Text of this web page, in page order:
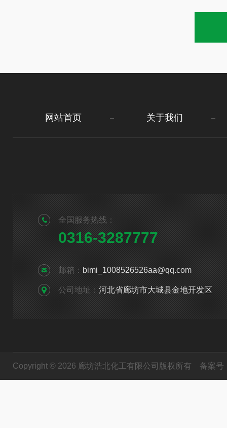
网站首页 关于我们
全国服务热线：
0316-3287777
邮箱： bimi_1008526526aa@qq.com
公司地址： 河北省廊坊市大城县金地开发区
Copyright © 2026 廊坊浩北化工有限公司版权所有 备案号